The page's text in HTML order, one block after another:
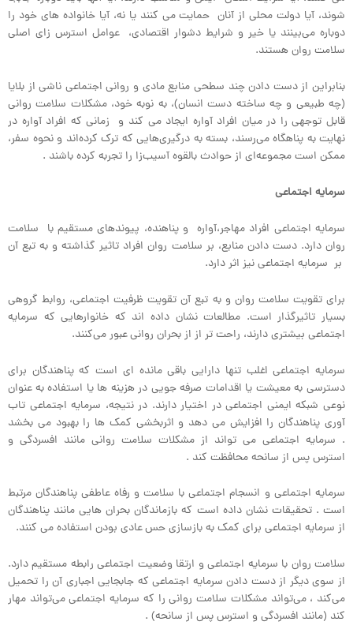
شوند، آیا دولت محلی از آنان حمایت می کنند یا نه، آیا خانواده های خود را
دوباره می‌بینند یا خیر و شرایط دشوار اقتصادی، عوامل استرس زای اصلی
سلامت روان هستند.
بنابراین از دست دادن چند سطحی منابع مادی و روانی اجتماعی ناشی از بلایا
(چه طبیعی و چه ساخته دست انسان)، به نوبه خود، مشکلات سلامت روانی
قابل توجهی را در میان افراد آواره ایجاد می کند و زمانی که افراد آواره در
نهایت به پناهگاه می‌رسند، بسته به درگیری‌هایی که ترک کرده‌اند و نحوه سفر،
ممکن است مجموعه‌ای از حوادث بالقوه آسیب‌زا را تجربه کرده باشند .
سرمایه اجتماعی
سرمایه اجتماعی افراد مهاجر،آواره و پناهنده، پیوندهای مستقیم با سلامت
روان دارد. دست دادن منابع، بر سلامت روان افراد تاثیر گذاشته و به تبع آن
بر سرمایه اجتماعی نیز اثر دارد.
برای تقویت سلامت روان و به تبع آن تقویت ظرفیت اجتماعی، روابط گروهی
بسیار تاثیر‌گذار است. مطالعات نشان داده اند که خانوارهایی که سرمایه
اجتماعی بیشتری دارند، راحت تر از از بحران روانی عبور می‌کنند.
سرمایه اجتماعی اغلب تنها دارایی باقی مانده ای است که پناهندگان برای
دسترسی به معیشت یا اقدامات صرفه جویی در هزینه ها یا استفاده به عنوان
نوعی شبکه ایمنی اجتماعی در اختیار دارند. در نتیجه، سرمایه اجتماعی تاب
آوری پناهندگان را افزایش می دهد و اثربخشی کمک ها را بهبود می بخشد
. سرمایه اجتماعی می تواند از مشکلات سلامت روانی مانند افسردگی و
استرس پس از سانحه محافظت کند .
سرمایه اجتماعی و انسجام اجتماعی با سلامت و رفاه عاطفی پناهندگان مرتبط
است . تحقیقات نشان داده است که بازماندگان بحران هایی مانند پناهندگان
از سرمایه اجتماعی برای کمک به بازسازی حس عادی بودن استفاده می کنند.
سلامت روان با سرمایه اجتماعی و ارتقا وضعیت اجتماعی رابطه مستقیم دارد.
از سوی دیگر از دست دادن سرمایه اجتماعی که جابجایی اجباری آن را تحمیل
می‌کند ، می‌تواند مشکلات سلامت روانی را که سرمایه اجتماعی می‌تواند مهار
کند (مانند افسردگی و استرس پس از سانحه) .